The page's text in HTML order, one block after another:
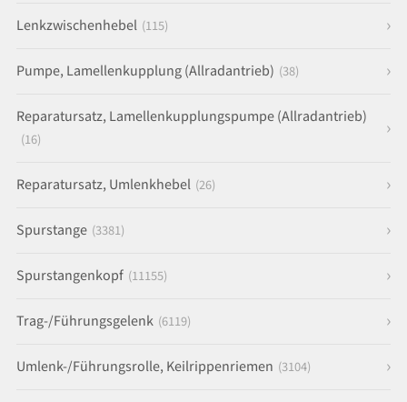
Lenkzwischenhebel (115)
Pumpe, Lamellenkupplung (Allradantrieb) (38)
Reparatursatz, Lamellenkupplungspumpe (Allradantrieb)
(16)
Reparatursatz, Umlenkhebel (26)
Spurstange (3381)
Spurstangenkopf (11155)
Trag-/Führungsgelenk (6119)
Umlenk-/Führungsrolle, Keilrippenriemen (3104)